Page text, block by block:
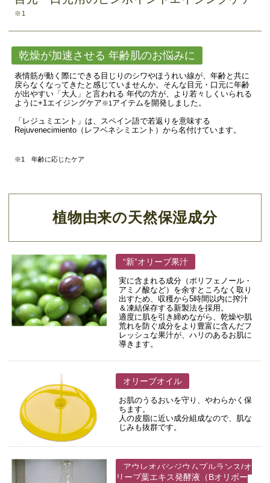
※1
乾燥が加速させる 年齢肌のお悩みに
表情筋が動く際にできる目じりのシワやほうれい線が、年齢と共に
戻らなくなってきたと感じていませんか。そんな目元・口元に年齢
が出やすい「大人」と言われる 年代の方が、より若々しくいられる
ように+1エイジングケア※1 アイテムを開発しました。
「レジュミエント」は、スペイン語で若返りを意味する
Rejuvenecimiento（レフベネシミエント）から名付けています。
※1 年齢に応じたケア
植物由来の天然保湿成分
“新”オリーブ果汁
実に含まれる成分（ポリフェノール・
アミノ酸など）を余すところなく取り
出すため、収穫から5時間以内に搾汁
＆凍結保存する新製法を採用。
適度に肌を引き締めながら、乾燥や肌
荒れを防ぐ成分をより豊富に含んだフ
レッシュな果汁が、ハリのあるお肌に
導きます。
オリーブオイル
お肌のうるおいを守り、やわらかく保
ちます。
人の皮脂に近い成分組成なので、肌な
じみも抜群です。
アウレオバシジウムプルランス/オ
リーブ葉エキス発酵液（Bオリボー